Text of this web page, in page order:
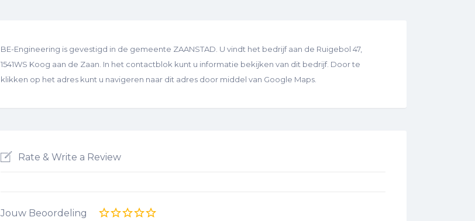
BE-Engineering is gevestigd in de gemeente ZAANSTAD. U vindt het bedrijf aan de Ruigebol 47,
1541WS Koog aan de Zaan. In het contactblok kunt u informatie bekijken van dit bedrijf. Door te
klikken op het adres kunt u navigeren naar dit adres door middel van Google Maps.
Rate & Write a Review
Jouw Beoordeling